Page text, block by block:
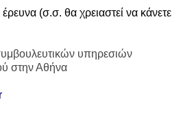
(σ.σ. θα χρειαστεί να κάνετε
υπηρεσιών
στην Αθήνα